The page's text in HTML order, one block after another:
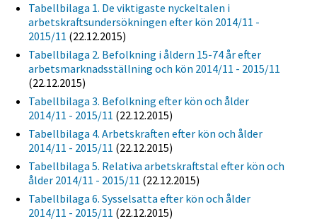
Tabellbilaga 1. De viktigaste nyckeltalen i
arbetskraftsundersökningen efter kön 2014/11 -
2015/11 (22.12.2015)
Tabellbilaga 2. Befolkning i åldern 15-74 år efter
arbetsmarknadsställning och kön 2014/11 - 2015/11
(22.12.2015)
Tabellbilaga 3. Befolkning efter kön och ålder
2014/11 - 2015/11 (22.12.2015)
Tabellbilaga 4. Arbetskraften efter kön och ålder
2014/11 - 2015/11 (22.12.2015)
Tabellbilaga 5. Relativa arbetskraftstal efter kön och
ålder 2014/11 - 2015/11 (22.12.2015)
Tabellbilaga 6. Sysselsatta efter kön och ålder
2014/11 - 2015/11 (22.12.2015)